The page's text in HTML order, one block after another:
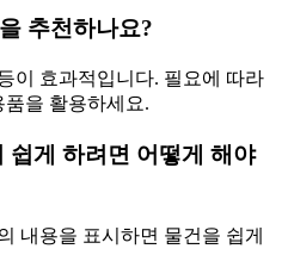
추천하나요?
이 효과적입니다. 필요에 따라
을 활용하세요.
쉽게 하려면 어떻게 해야
내용을 표시하면 물건을 쉽게